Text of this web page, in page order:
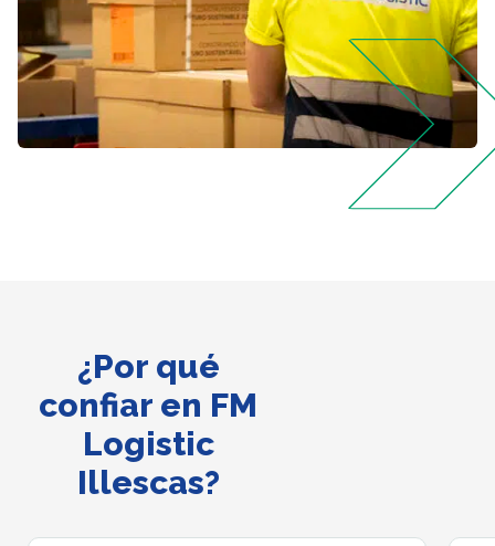
¿Por qué
confiar en FM
Logistic
Illescas?